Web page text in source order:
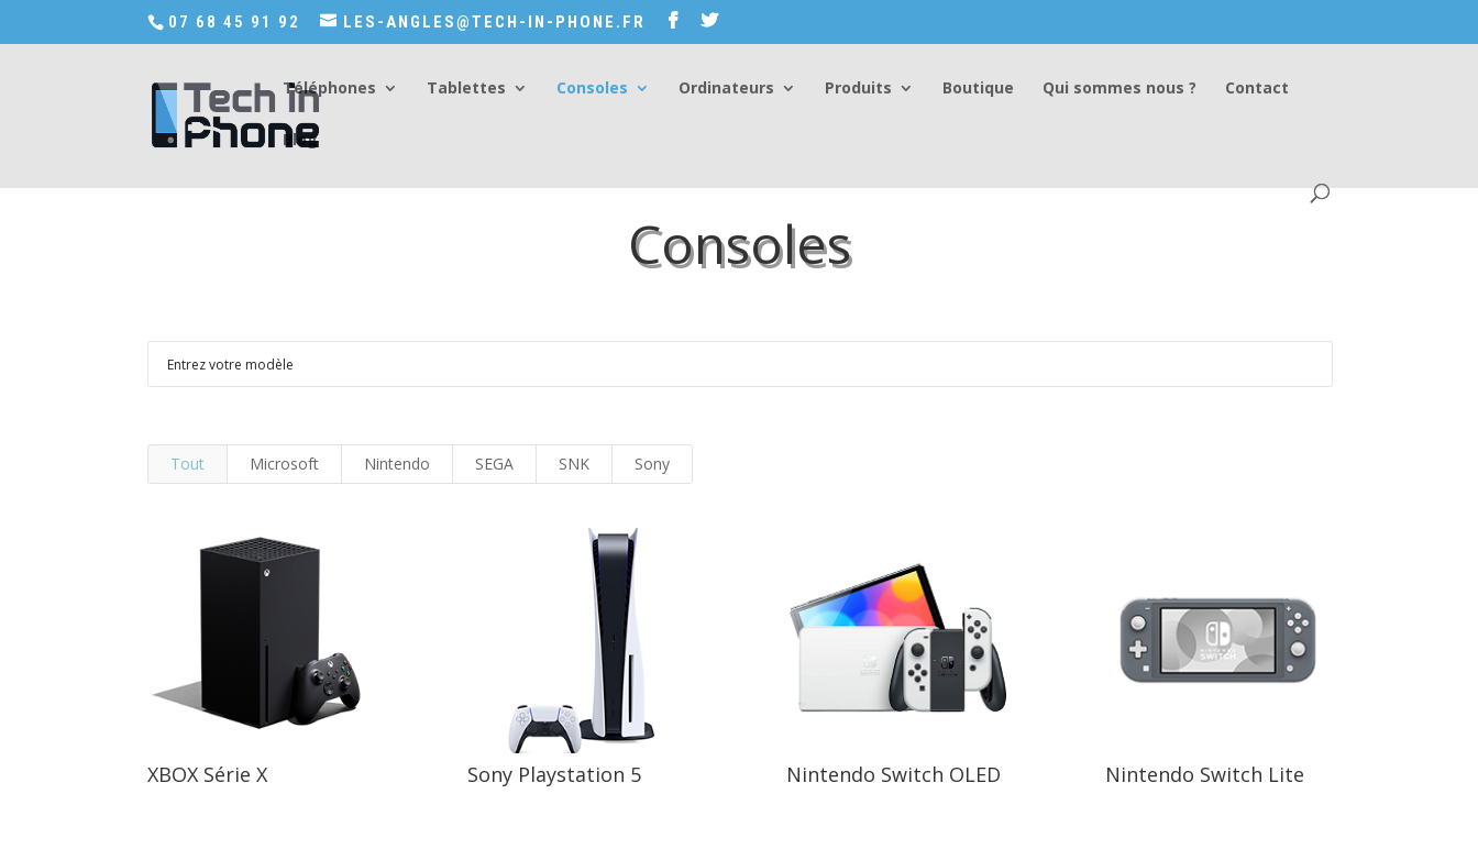
Accédez a Shop-in-tech-in-phone07 68 45 91 92 LES-ANGLES@TECH-IN-PHONE.FR
Téléphones Tablettes Consoles Ordinateurs Produits Boutique Qui sommes nous ? Contact
Blog
Consoles
Tout Microsoft Nintendo SEGA SNK Sony
XBOX Série X Sony Playstation 5 Nintendo Switch OLED Nintendo Switch Lite